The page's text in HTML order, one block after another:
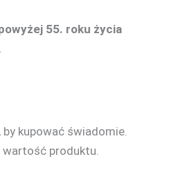
55. roku życia
kupować świadomie.
wartość produktu.